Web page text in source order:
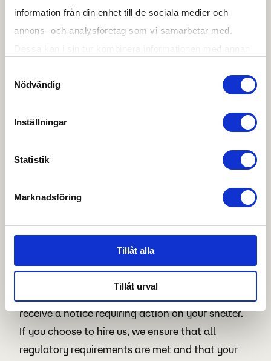
information från din enhet till de sociala medier och
annons- och analysföretag som vi samarbetar med.
samlat in när du har använt deras tjänster.
Du kan besöka
för information om ditt
Nödvändig
Inställningar
Statistik
Marknadsföring
Tillåt alla
Tillåt urval
(MSB/MCF) sets strict requirements for Swedish
continuous care and supervision but also
equipped with the correct and functional
equipment.
receive a notice requiring action on your shelter.
If you choose to hire us, we ensure that all
regulatory requirements are met and that your